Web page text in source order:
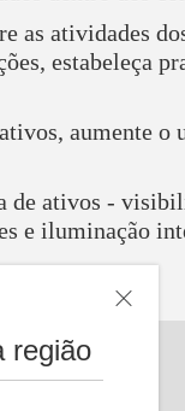
região
as atividades
estabeleça
aumente o
de ativos -
e iluminação